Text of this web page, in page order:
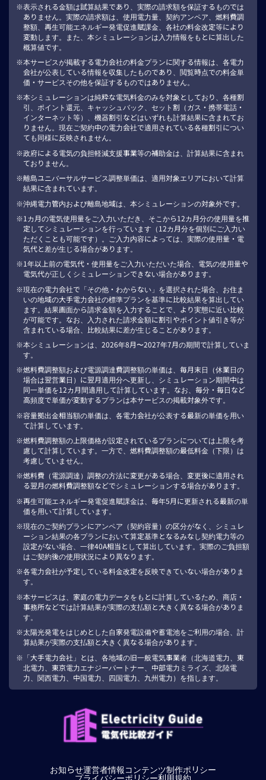
表示される金額は試算結果であり、実際の請求額を保証するものでは
ありません。実際の請求額は、使用電力量、契約アンペア、燃料費調
整額、再生可能エネルギー発電促進賦課金、各社の料金改定等により
変動します。また、本シミュレーションは入力情報をもとに算出した
概算値です。
本サービスが掲載する電力会社の料金プランに関する情報は、各電力
会社が公表している情報を収集したものであり、閲覧時点での料金単
価・サービスその他を保証するものではありません。
本シミュレーションは純粋な電気料金のみを対象としており、各種割
引、ポイント還元、キャッシュバック、セット割（ガス・携帯電話・
インターネット等）、機器割引などはいずれも計算結果に含まれてお
りません。現在ご契約中の電力会社で適用されている各種割引につい
ても同様に反映されません。
政府による電気の負担軽減支援事業等の補助金は、計算結果に含まれ
ておりません。
離島ユニバーサルサービス調整単価は、適用対象エリアにおいて計算
結果に含まれています。
沖縄電力管内および離島地域は、本シミュレーションの対象外です。
1カ月の電気使用量をご入力いただき、そこから12カ月分の使用量を推
定してシミュレーションを行っています（12カ月分を個別にご入力い
ただくことも可能です）。ご入力内容によっては、実際の使用量・電
気代と差が生じる場合があります。
1年以上前の電気代・使用量をご入力いただいた場合、電気の使用量や
電気代が正しくシミュレーションできない場合があります。
現在の電力会社で「その他・わからない」を選択された場合、お住ま
いの地域の大手電力会社の標準プランを基準に比較結果を算出してい
ます。結果画面から請求金額を入力することで、より実態に近い比較
が可能です。なお、入力された請求金額に割引やポイント値引き等が
含まれている場合、比較結果に差が生じることがあります。
本シミュレーションは、2026年8月〜2027年7月の期間で計算していま
す。
燃料費調整額および電源調達費調整額の単価は、毎月末日（休業日の
場合は翌営業日）に翌月適用分へ更新し、シミュレーション期間中は
同一単価を12カ月間適用して計算しています。なお、毎分・毎日など
高頻度で単価が変動するプランは本サービスの掲載対象外です。
容量拠出金相当額の単価は、各電力会社が公表する最新の単価を用い
て計算しています。
燃料費調整額の上限価格が設定されているプランについては上限を考
慮して計算しています。一方で、燃料費調整額の最低料金（下限）は
考慮していません。
燃料費（電源調達）調整の方法に変更がある場合、変更後に適用され
る翌月の燃料費調整額などでシミュレーションする場合があります。
再生可能エネルギー発電促進賦課金は、毎年5月に更新される最新の単
価を用いて計算しています。
現在のご契約プランにアンペア（契約容量）の区分がなく、シミュレ
ーション結果の各プランにおいて算定基準となるみなし契約電力等の
設定がない場合、一律40A相当として算出しています。実際のご負担額
はご契約後の使用状況により異なります。
各電力会社が予定している料金改定を反映できていない場合がありま
す。
本サービスは、家庭の電力データをもとに計算しているため、商店・
事務所などでは計算結果が実際の支払額と大きく異なる場合がありま
す。
太陽光発電をはじめとした自家発電設備や蓄電池をご利用の場合、計
算結果が実際の支払額と大きく異なる場合があります。
「大手電力会社」とは、各地域の旧一般電気事業者（北海道電力、東
北電力、東京電力エナジーパートナー、中部電力ミライズ、北陸電
力、関西電力、中国電力、四国電力、九州電力）を指します。
お知らせ運営者情報コンテンツ制作ポリシー
プライバシーポリシー利用規約